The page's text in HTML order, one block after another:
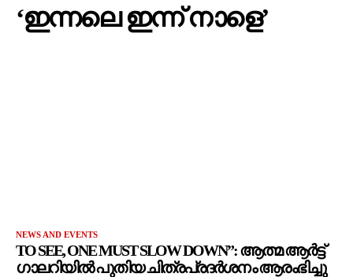
‘ഇന്നലെ ഇന്ന് നാളെ’
NEWS AND EVENTS
TO SEE, ONE MUST SLOW DOWN”: ആത്മ ആർട്ട്
ഗാലറിയിൽ പുതിയ ചിത്രപ്രദർശനം ആരംഭിച്ചു